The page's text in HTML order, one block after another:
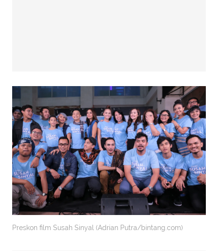
Preskon film Susah Sinyal (Adrian Putra/bintang.com)